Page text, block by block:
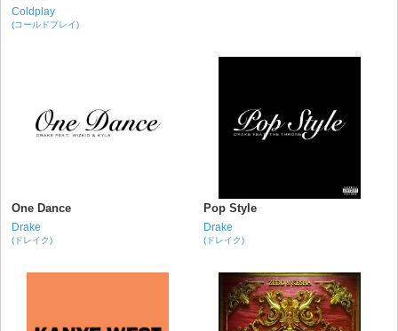
Coldplay
(コールドプレイ)
One Dance
Drake
(ドレイク)
Pop Style
Drake
(ドレイク)